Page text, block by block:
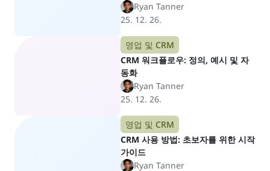
Ryan Tanner
25. 12. 26.
영업 및 CRM
CRM 워크플로우: 정의, 예시 및 자
동화
Ryan Tanner
25. 12. 26.
영업 및 CRM
CRM 사용 방법: 초보자를 위한 시작
가이드
Ryan Tanner